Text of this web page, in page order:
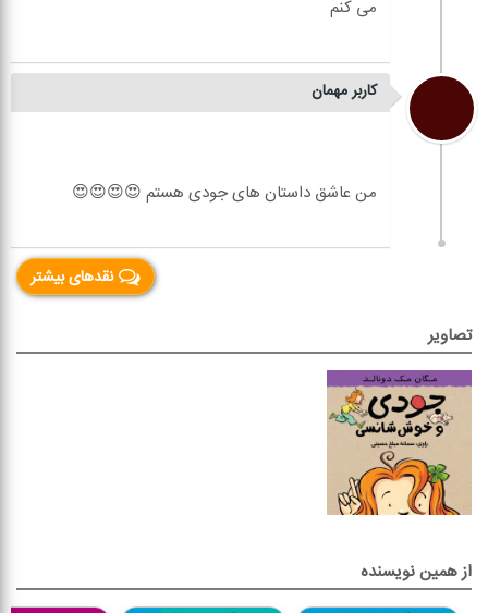
کاربر مهمان
نقدهای بیشتر
تصاویر
از همین نویسنده